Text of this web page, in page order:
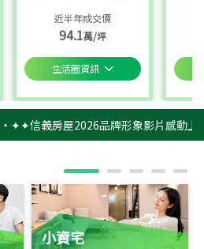
近半年成交價
94.1萬/坪
生活圈資訊
‧✦✦信義房屋2026品牌形象影片感動上
小資宅